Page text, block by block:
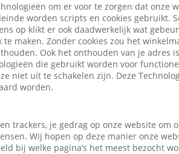
om er voor te zorgen dat onze
worden scripts en cookies gebruikt.
op klikt er ook daadwerkelijk wat
maken. Zonder cookies zou het
Ook het onthouden van je adres
die gebruikt worden voor
niet uit te schakelen zijn. Deze
worden.
trackers, je gedrag op onze website om
Wij hopen op deze manier onze
bij welke pagina’s het meest bezocht